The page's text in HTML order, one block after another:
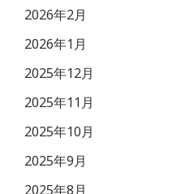
2026年2月
2026年1月
2025年12月
2025年11月
2025年10月
2025年9月
2025年8月